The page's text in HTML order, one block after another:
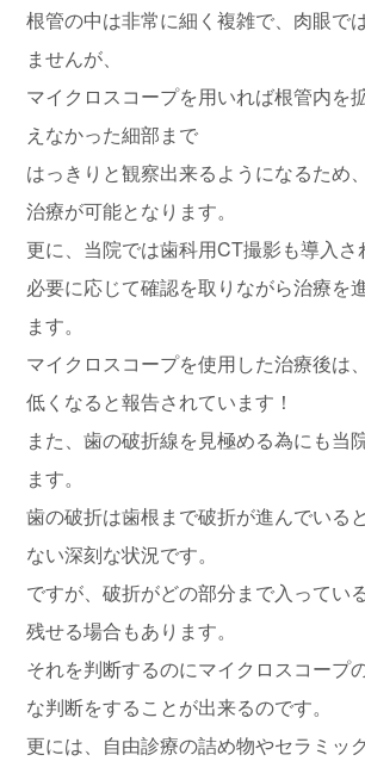
根管の中は非常に細く複雑で、肉眼で
ませんが、
マイクロスコープを用いれば根管内を
えなかった細部まで
はっきりと観察出来るようになるため
治療が可能となります。
更に、当院では歯科用CT撮影も導入さ
必要に応じて確認を取りながら治療を
ます。
マイクロスコープを使用した治療後は
低くなると報告されています！
また、歯の破折線を見極める為にも当
ます。
歯の破折は歯根まで破折が進んでいる
ない深刻な状況です。
ですが、破折がどの部分まで入ってい
残せる場合もあります。
それを判断するのにマイクロスコープ
な判断をすることが出来るのです。
更には、自由診療の詰め物やセラミッ